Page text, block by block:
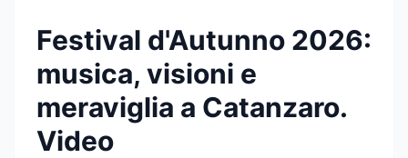
Festival d'Autunno 2026:
musica, visioni e
meraviglia a Catanzaro.
Video